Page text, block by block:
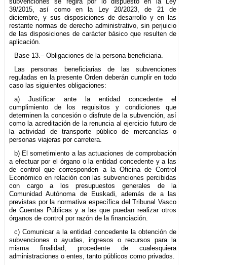
39/2015, así como en la Ley 20/2023, de 21 de
diciembre, y sus disposiciones de desarrollo y en las
restante normas de derecho administrativo, sin perjuicio
de las disposiciones de carácter básico que resulten de
aplicación.
Base 13.– Obligaciones de la persona beneficiaria.
Las personas beneficiarias de las subvenciones
reguladas en la presente Orden deberán cumplir en todo
caso las siguientes obligaciones:
a) Justificar ante la entidad concedente el
cumplimiento de los requisitos y condiciones que
determinen la concesión o disfrute de la subvención, así
como la acreditación de la renuncia al ejercicio futuro de
la actividad de transporte público de mercancías o
personas viajeras por carretera.
b) El sometimiento a las actuaciones de comprobación
a efectuar por el órgano o la entidad concedente y a las
de control que corresponden a la Oficina de Control
Económico en relación con las subvenciones percibidas
con cargo a los presupuestos generales de la
Comunidad Autónoma de Euskadi, además de a las
previstas por la normativa específica del Tribunal Vasco
de Cuentas Públicas y a las que puedan realizar otros
órganos de control por razón de la financiación.
c) Comunicar a la entidad concedente la obtención de
subvenciones o ayudas, ingresos o recursos para la
misma finalidad, procedente de cualesquiera
administraciones o entes, tanto públicos como privados.